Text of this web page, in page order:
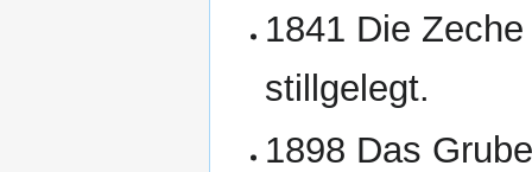
1841 Die
stillgelegt.
1898 Das